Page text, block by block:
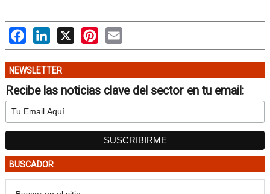
FacebookLinkedIn
X PinterestEmail
NEWSLETTER
Recibe las noticias clave del sector en tu email:
BUSCADOR